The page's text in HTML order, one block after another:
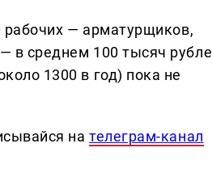
рабочих — арматурщиков,
в среднем 100 тысяч
1300 в год) пока не
нателеграм-канал